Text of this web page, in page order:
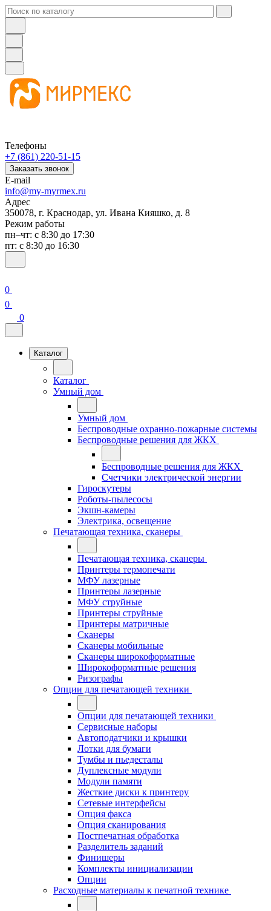
Телефоны
+7 (861) 220-51-15
Заказать звонок
E-mail
info@my-myrmex.ru
Адрес
350078, г. Краснодар, ул. Ивана Кияшко, д. 8
Режим работы
пн–чт: с 8:30 до 17:30
пт: с 8:30 до 16:30
0
0
0
Каталог
Каталог
Умный дом
Умный дом
Беспроводные охранно-пожарные системы
Беспроводные решения для ЖКХ
Беспроводные решения для ЖКХ
Счетчики электрической энергии
Гироскутеры
Роботы-пылесосы
Экшн-камеры
Электрика, освещение
Печатающая техника, сканеры
Печатающая техника, сканеры
Принтеры термопечати
МФУ лазерные
Принтеры лазерные
МФУ струйные
Принтеры струйные
Принтеры матричные
Сканеры
Сканеры мобильные
Сканеры широкоформатные
Широкоформатные решения
Ризографы
Опции для печатающей техники
Опции для печатающей техники
Сервисные наборы
Автоподатчики и крышки
Лотки для бумаги
Тумбы и пьедесталы
Дуплексные модули
Модули памяти
Жесткие диски к принтеру
Сетевые интерфейсы
Опция факса
Опция сканирования
Постпечатная обработка
Разделитель заданий
Финишеры
Комплекты инициализации
Опции
Расходные материалы к печатной технике